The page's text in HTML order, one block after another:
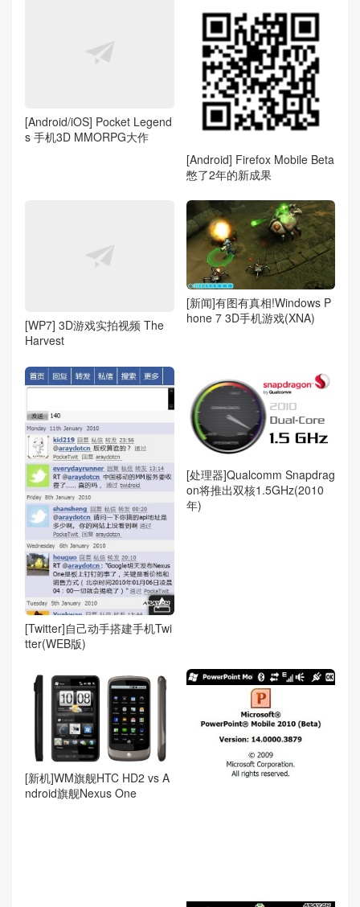
[Android/iOS] Pocket Legend
s 手机3D MMORPG大作
[Android] Firefox Mobile Beta
憋了2年的新成果
[WP7] 3D游戏实拍视频 The
Harvest
[新闻]有图有真相!Windows P
hone 7 3D手机游戏(XNA)
[Twitter]自己动手搭建手机Twi
tter(WEB版)
[处理器]Qualcomm Snapdrag
on将推出双核1.5GHz(2010
年)
[新机]WM旗舰HTC HD2 vs A
ndroid旗舰Nexus One